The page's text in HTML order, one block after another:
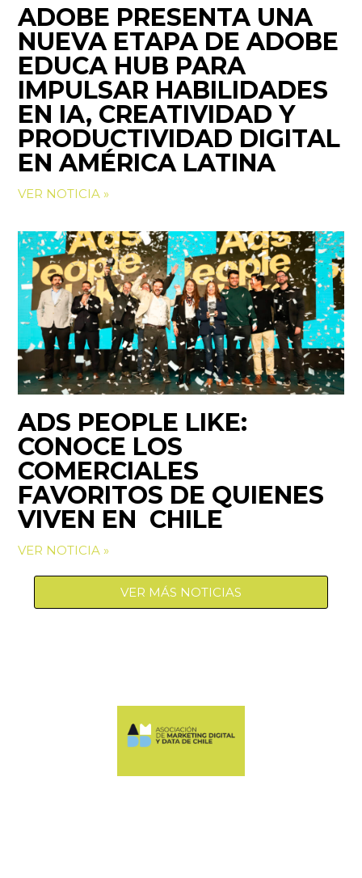
ADOBE PRESENTA UNA
NUEVA ETAPA DE ADOBE
EDUCA HUB PARA
IMPULSAR HABILIDADES
EN IA, CREATIVIDAD Y
PRODUCTIVIDAD DIGITAL
EN AMÉRICA LATINA
VER NOTICIA »
ADS PEOPLE LIKE:
CONOCE LOS
COMERCIALES
FAVORITOS DE QUIENES
VIVEN EN CHILE
VER NOTICIA »
VER MÁS NOTICIAS